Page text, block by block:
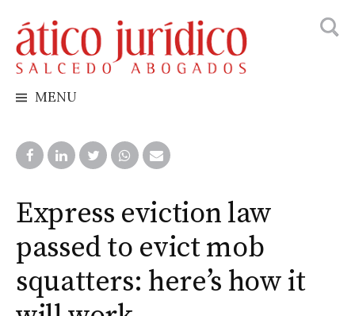
to
content
for:
MENU
Express eviction law
passed to evict mob
squatters: here’s how it